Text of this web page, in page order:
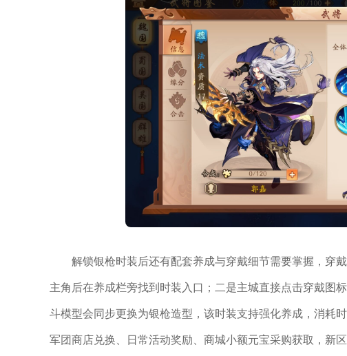
解锁银枪时装后还有配套养成与穿戴细节需要掌握，穿
主角后在养成栏旁找到时装入口；二是主城直接点击穿戴图
斗模型会同步更换为银枪造型，该时装支持强化养成，消耗
军团商店兑换、日常活动奖励、商城小额元宝采购获取，新